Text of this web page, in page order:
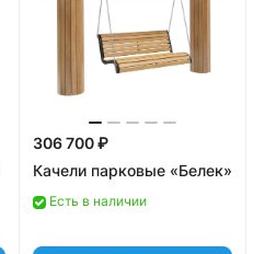
306 700 ₽
Качели парковые «Белек»
Есть в наличии